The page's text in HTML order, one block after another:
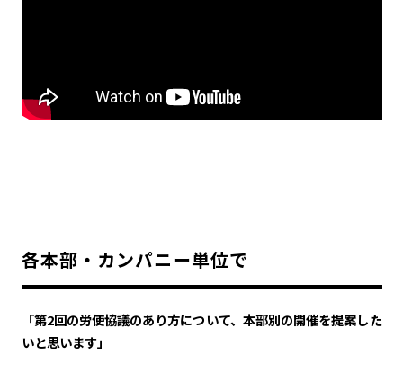
各本部・カンパニー単位で
「第2回の労使協議のあり方について、本部別の開催を提案した
いと思います」